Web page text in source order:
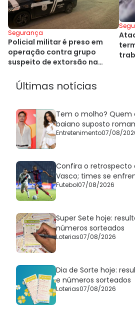
Segurança
Policial militar é preso em
operação contra grupo
suspeito de extorsão na
Últimas notícias
Tem o molho? Quem
baiano suposto
Entretenimento07/08/
Confira o retrospecto
Vasco; times se
Futebol07/08/2026
Super Sete hoje:
números sorteados
Loterias07/08/2026
Dia de Sorte hoje:
e números sorteados
Loterias07/08/2026